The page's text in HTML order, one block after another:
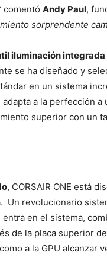
comentó Andy Paul,
sorprendente
iluminación integrada
se ha diseñado y
en un sistema
adapta a la
superior con un
, CORSAIR ONE está
Un revolucionario
en el sistema,
de la placa superior
a la GPU